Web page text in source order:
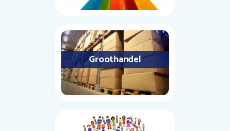
Groothandel